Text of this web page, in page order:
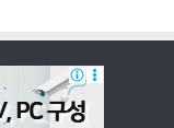
맨위로